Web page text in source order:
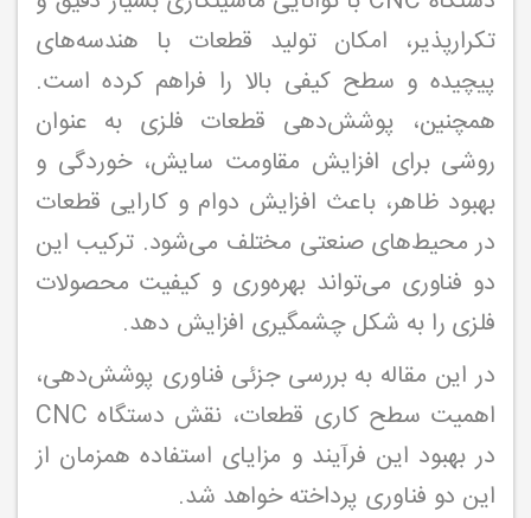
تکرارپذیر، امکان تولید قطعات با هندسه‌های
پیچیده و سطح کیفی بالا را فراهم کرده است.
همچنین، پوشش‌دهی قطعات فلزی به عنوان
روشی برای افزایش مقاومت سایش، خوردگی و
بهبود ظاهر، باعث افزایش دوام و کارایی قطعات
در محیط‌های صنعتی مختلف می‌شود. ترکیب این
دو فناوری می‌تواند بهره‌وری و کیفیت محصولات
فلزی را به شکل چشمگیری افزایش دهد.
در این مقاله به بررسی جزئی فناوری پوشش‌دهی،
اهمیت سطح کاری قطعات، نقش دستگاه CNC
در بهبود این فرآیند و مزایای استفاده همزمان از
این دو فناوری پرداخته خواهد شد.